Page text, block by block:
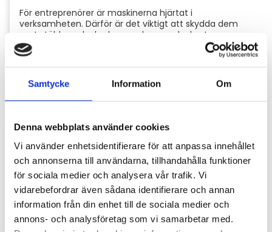
Samtycke Information Om
Denna webbplats använder cookies
Vi använder enhetsidentifierare för att anpassa innehållet
och annonserna till användarna, tillhandahålla funktioner
för sociala medier och analysera vår trafik. Vi
vidarebefordrar även sådana identifierare och annan
information från din enhet till de sociala medier och
annons- och analysföretag som vi samarbetar med.
För entreprenörer är maskinerna hjärtat i
verksamheten. Därför är det viktigt att skydda dem
mot stölder och skador som kan orsaka kostsamma
avbrott....
Hyttbord till traktorn, den lilla detaljen som
gör stor skillnad i vardagen